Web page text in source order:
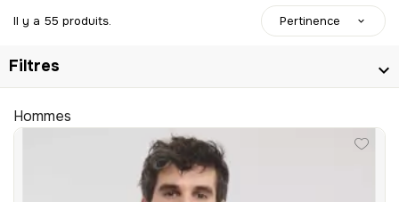
Il y a 55 produits. Pertinence
Filtres
Hommes